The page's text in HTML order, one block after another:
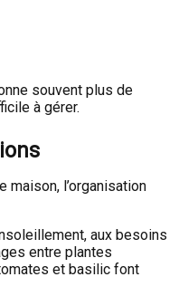
souvent plus de
à gérer.
maison, l’organisation
aux besoins
entre plantes
et basilic font